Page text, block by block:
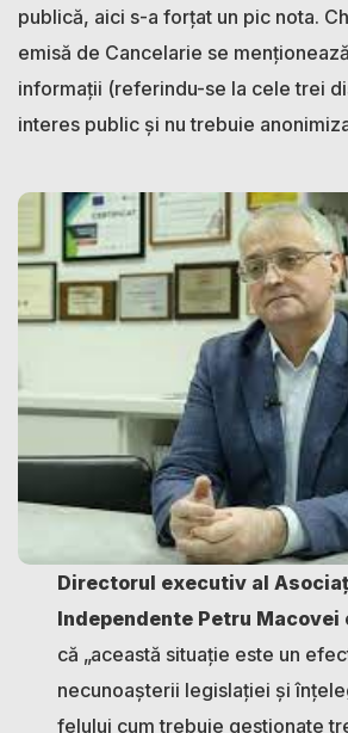
publică, aici s-a forțat un pic nota.
emisă de Cancelarie se
informații (referindu-se la cele trei
interes public și nu trebuie
Directorul executiv al
Independente Petru Macovei
că „această situație este un
necunoașterii legislației și
felului cum trebuie gestionate